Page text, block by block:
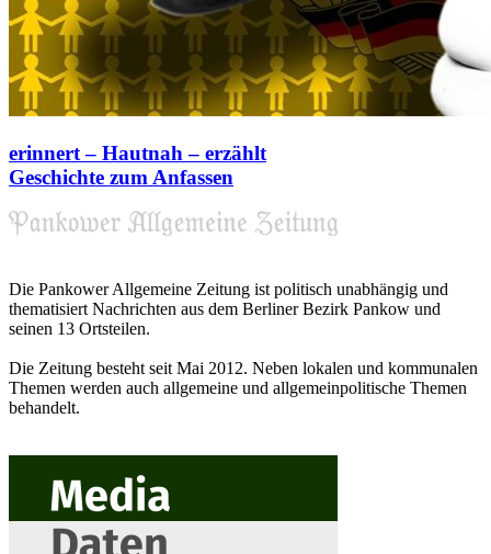
erinnert – Hautnah – erzählt
Geschichte zum Anfassen
Die Pankower Allgemeine Zeitung ist politisch unabhängig und
thematisiert Nachrichten aus dem Berliner Bezirk Pankow und
seinen 13 Ortsteilen.
Die Zeitung besteht seit Mai 2012. Neben lokalen und kommunalen
Themen werden auch allgemeine und allgemeinpolitische Themen
behandelt.